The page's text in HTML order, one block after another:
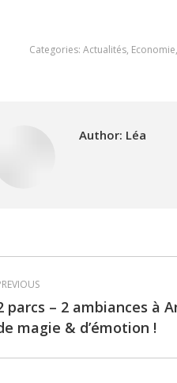
Categories: Actualités, Economie,
Author: Léa
parcs – 2 ambiances à
magie & d’émotion !